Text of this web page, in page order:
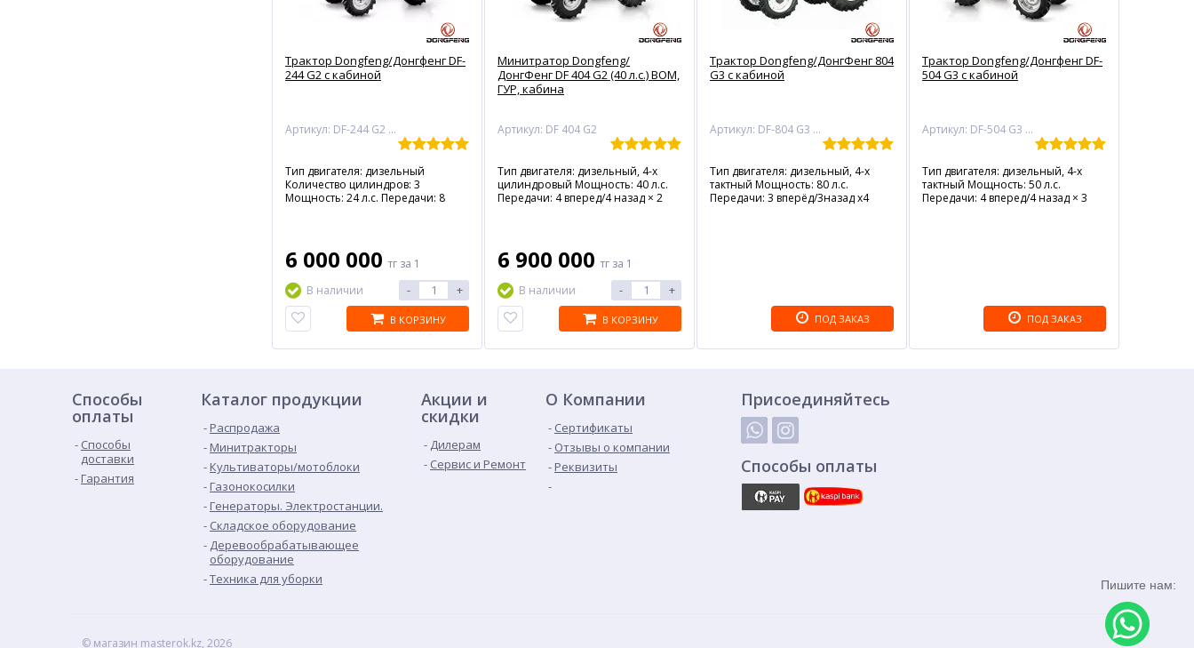
Трактор Dongfeng/Донгфенг DF-
244 G2 с кабиной
Артикул: DF-244 G2 с кабиной
Тип двигателя: дизельный
Количество цилиндров: 3
Мощность: 24 л.с. Передачи: 8
6 000 000 тг за 1
В наличии
- +
В КОРЗИНУ
Минитратор Dongfeng/
ДонгФенг DF 404 G2 (40 л.с.) ВОМ,
ГУР, кабина
Артикул: DF 404 G2
Тип двигателя: дизельный, 4-х
цилиндровый Мощность: 40 л.с.
Передачи: 4 вперед/4 назад × 2
6 900 000 тг за 1
В наличии
- +
В КОРЗИНУ
Трактор Dongfeng/ДонгФенг 804
G3 с кабиной
Артикул: DF-804 G3 с кабиной
Тип двигателя: дизельный, 4-х
тактный Мощность: 80 л.с.
Передачи: 3 вперёд/3назад х4
ПОД ЗАКАЗ
Трактор Dongfeng/Донгфенг DF-
504 G3 с кабиной
Артикул: DF-504 G3 с кабиной
Тип двигателя: дизельный, 4-х
тактный Мощность: 50 л.с.
Передачи: 4 вперед/4 назад × 3
ПОД ЗАКАЗ
Способы
оплаты
Способы
доставки
Гарантия
Каталог продукции
Распродажа
Минитракторы
Культиваторы/мотоблоки
Газонокосилки
Генераторы. Электростанции.
Складское оборудование
Деревообрабатывающее
оборудование
Техника для уборки
Акции и
скидки
Дилерам
Сервис и Ремонт
О Компании
Сертификаты
Отзывы о компании
Реквизиты
Присоединяйтесь
Способы оплаты
© магазин masterok.kz, 2026
Пишите нам: